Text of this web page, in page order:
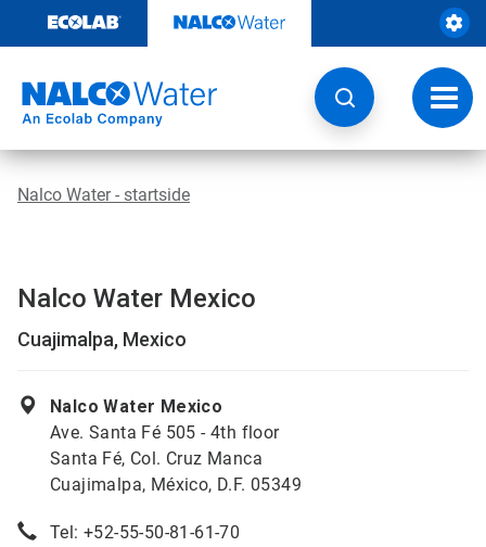
indhold
Skift
Nalco Water - startside
Nalco Water Mexico
Cuajimalpa, Mexico
Nalco Water Mexico
Ave. Santa Fé 505 - 4th floor
Santa Fé, Col. Cruz Manca
Cuajimalpa, México, D.F. 05349
Tel: +52-55-50-81-61-70